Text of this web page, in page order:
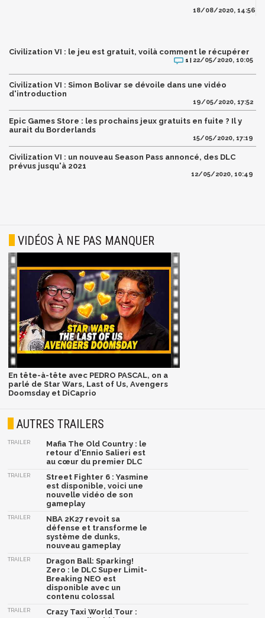
18/08/2020, 14:56
Civilization VI : le jeu est gratuit, voilà comment le récupérer
1 | 22/05/2020, 10:05
Civilization VI : Simon Bolivar se dévoile dans une vidéo
d'introduction
19/05/2020, 17:52
Epic Games Store : les prochains jeux gratuits en fuite ? Il y
aurait du Borderlands
15/05/2020, 17:19
Civilization VI : un nouveau Season Pass annoncé, des DLC
prévus jusqu'à 2021
12/05/2020, 10:49
VIDÉOS À NE PAS MANQUER
En tête-à-tête avec PEDRO PASCAL, on a
parlé de Star Wars, Last of Us, Avengers
Doomsday et DiCaprio
AUTRES TRAILERS
TRAILER
Mafia The Old Country : le
retour d'Ennio Salieri est
au cœur du premier DLC
TRAILER
Street Fighter 6 : Yasmine
est disponible, voici une
nouvelle vidéo de son
gameplay
TRAILER
NBA 2K27 revoit sa
défense et transforme le
système de dunks,
nouveau gameplay
TRAILER
Dragon Ball: Sparking!
Zero : le DLC Super Limit-
Breaking NEO est
disponible avec un
contenu colossal
TRAILER
Crazy Taxi World Tour :